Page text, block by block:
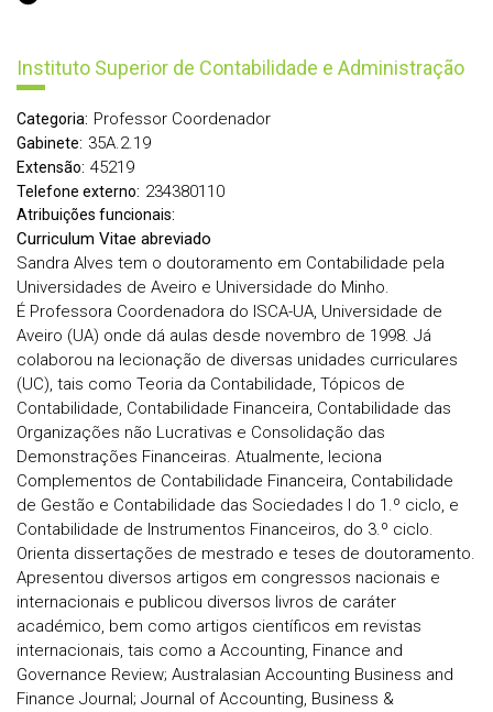
Instituto Superior de Contabilidade e Administração
Categoria: Professor Coordenador
Gabinete: 35A.2.19
Extensão: 45219
Telefone externo: 234380110
Atribuições funcionais:
Curriculum Vitae abreviado
Sandra Alves tem o doutoramento em Contabilidade pela
Universidades de Aveiro e Universidade do Minho.
É Professora Coordenadora do ISCA-UA, Universidade de
Aveiro (UA) onde dá aulas desde novembro de 1998. Já
colaborou na lecionação de diversas unidades curriculares
(UC), tais como Teoria da Contabilidade, Tópicos de
Contabilidade, Contabilidade Financeira, Contabilidade das
Organizações não Lucrativas e Consolidação das
Demonstrações Financeiras. Atualmente, leciona
Complementos de Contabilidade Financeira, Contabilidade
de Gestão e Contabilidade das Sociedades I do 1.º ciclo, e
Contabilidade de Instrumentos Financeiros, do 3.º ciclo.
Orienta dissertações de mestrado e teses de doutoramento.
Apresentou diversos artigos em congressos nacionais e
internacionais e publicou diversos livros de caráter
académico, bem como artigos científicos em revistas
internacionais, tais como a Accounting, Finance and
Governance Review; Australasian Accounting Business and
Finance Journal; Journal of Accounting, Business &